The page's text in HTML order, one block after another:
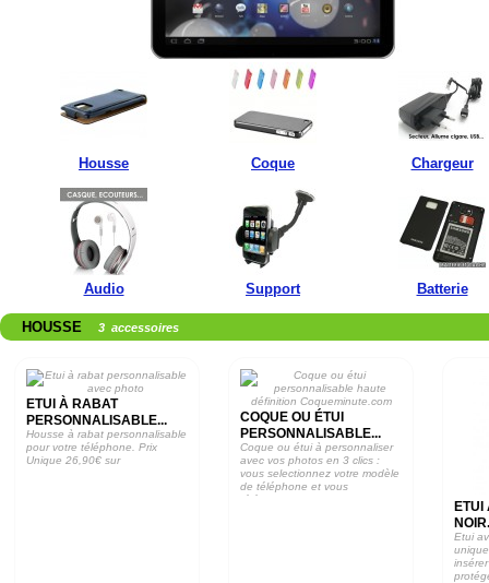
Housse Coque Chargeur
Audio Support Batterie
HOUSSE 3 accessoires
ETUI À RABAT
PERSONNALISABLE...
Housse à rabat personnalisable
pour votre téléphone. Prix
Unique 26,90€ sur
COQUE OU ÉTUI
PERSONNALISABLE...
Coque ou étui à personnaliser
avec vos photos en 3 clics :
vous selectionnez votre modèle
de téléphone et vous
téléchargez...
ETUI
Etui